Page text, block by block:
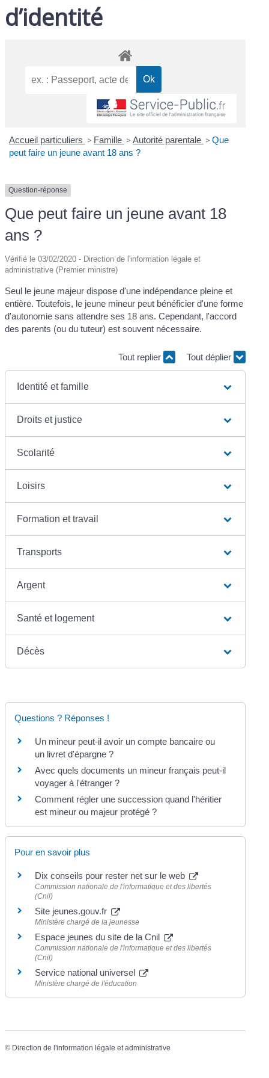
d’identité
Accueil particuliers > Famille > Autorité parentale > Que
peut faire un jeune avant 18 ans ?
Question-réponse
Que peut faire un jeune avant 18
ans ?
Vérifié le 03/02/2020 - Direction de l'information légale et
administrative (Premier ministre)
Seul le jeune majeur dispose d'une indépendance pleine et
entière. Toutefois, le jeune mineur peut bénéficier d'une forme
d'autonomie sans attendre ses 18 ans. Cependant, l'accord
des parents (ou du tuteur) est souvent nécessaire.
Tout replier Tout déplier
Identité et famille
Droits et justice
Scolarité
Loisirs
Formation et travail
Transports
Argent
Santé et logement
Décès
Questions ? Réponses !
Un mineur peut-il avoir un compte bancaire ou
un livret d'épargne ?
Avec quels documents un mineur français peut-il
voyager à l'étranger ?
Comment régler une succession quand l'héritier
est mineur ou majeur protégé ?
Pour en savoir plus
Dix conseils pour rester net sur le web
Commission nationale de l'informatique et des libertés
(Cnil)
Site jeunes.gouv.fr
Ministère chargé de la jeunesse
Espace jeunes du site de la Cnil
Commission nationale de l'informatique et des libertés
(Cnil)
Service national universel
Ministère chargé de l'éducation
© Direction de l'information légale et administrative